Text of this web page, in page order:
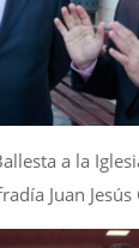
a la
Juan